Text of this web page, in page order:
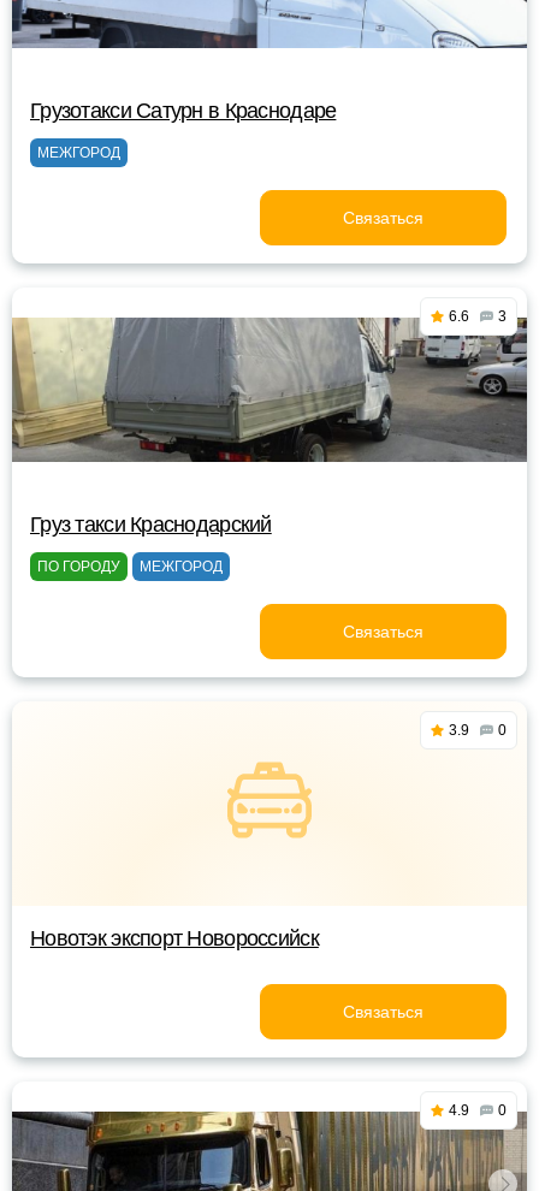
Грузотакси Сатурн в Краснодаре
МЕЖГОРОД
Связаться
6.6 3
Груз такси Краснодарский
ПО ГОРОДУ МЕЖГОРОД
Связаться
3.9 0
Новотэк экспорт Новороссийск
Связаться
4.9 0